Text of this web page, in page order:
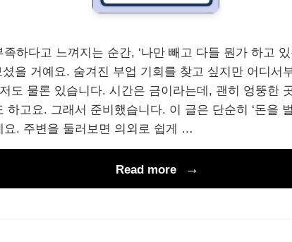
하다고 느껴지는 순간, ‘나만 빼고 다들 뭔가 하고 있
을 거예요. 숨겨진 부업 기회를 찾고 싶지만 어디서
도 물론 있습니다. 시간은 금이라는데, 괜히 엉뚱한
하고요. 그래서 준비했습니다. 이 글은 단순히 ‘돈을
요. 주변을 둘러보면 의외로 쉽게 …
Read more